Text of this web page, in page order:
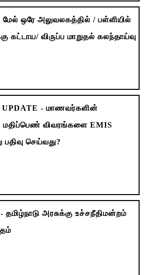
ஒரே அலுவலகத்தில் / பள்ளியில்
கட்டாய/ விருப்ப மாறுதல் கலந்தாய்வு
UPDATE - மாணவர்களின்
மதிப்பெண் விவரங்களை EMIS
செய்வது?
அரசுக்கு உச்சநீதிமன்றம்